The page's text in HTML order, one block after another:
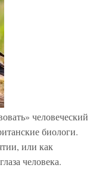
человеческий
биологи.
или как
человека.